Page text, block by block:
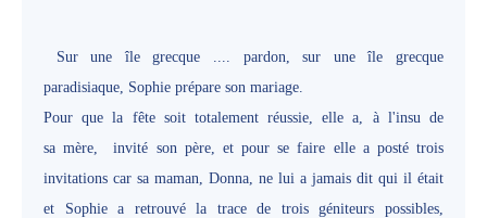
Sur une île grecque .... pardon, sur une
île grecque
paradisiaque, Sophie prépare son mariage.
Pour que la fête soit totalement réussie, elle a, à l'insu de
sa mère, invité son père, et pour se faire elle a posté trois
invitations car sa maman, Donna, ne lui a jamais dit qui il était
et Sophie a retrouvé la trace de trois géniteurs possibles,